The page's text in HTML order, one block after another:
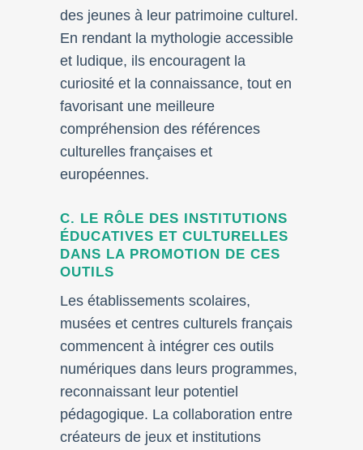
des jeunes à leur patrimoine culturel.
En rendant la mythologie accessible
et ludique, ils encouragent la
curiosité et la connaissance, tout en
favorisant une meilleure
compréhension des références
culturelles françaises et
européennes.
C. LE RÔLE DES INSTITUTIONS
ÉDUCATIVES ET CULTURELLES
DANS LA PROMOTION DE CES
OUTILS
Les établissements scolaires,
musées et centres culturels français
commencent à intégrer ces outils
numériques dans leurs programmes,
reconnaissant leur potentiel
pédagogique. La collaboration entre
créateurs de jeux et institutions